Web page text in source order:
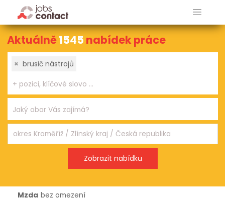
Aktuálně1545 nabídek práce
× brusič nástrojů
Mzda bez omezení